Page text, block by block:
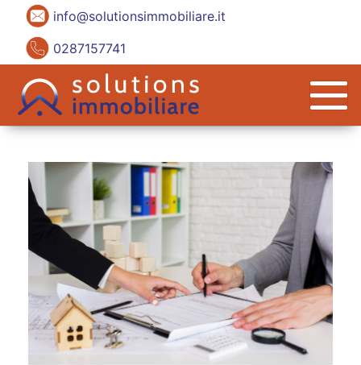
info@solutionsimmobiliare.it
0287157741